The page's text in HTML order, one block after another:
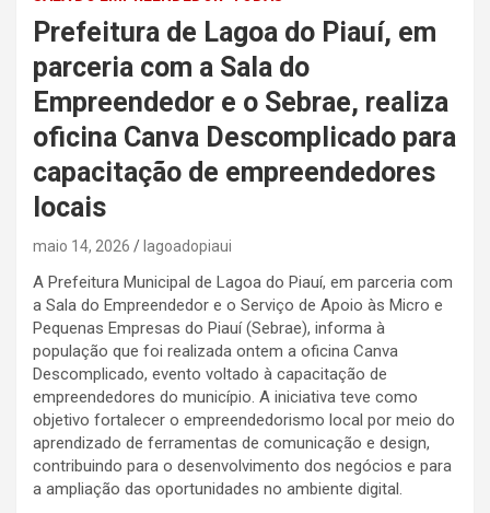
Prefeitura de Lagoa do Piauí, em
parceria com a Sala do
Empreendedor e o Sebrae, realiza
oficina Canva Descomplicado para
capacitação de empreendedores
locais
maio 14, 2026 lagoadopiaui
A Prefeitura Municipal de Lagoa do Piauí, em parceria com
a Sala do Empreendedor e o Serviço de Apoio às Micro e
Pequenas Empresas do Piauí (Sebrae), informa à
população que foi realizada ontem a oficina Canva
Descomplicado, evento voltado à capacitação de
empreendedores do município. A iniciativa teve como
objetivo fortalecer o empreendedorismo local por meio do
aprendizado de ferramentas de comunicação e design,
contribuindo para o desenvolvimento dos negócios e para
a ampliação das oportunidades no ambiente digital.